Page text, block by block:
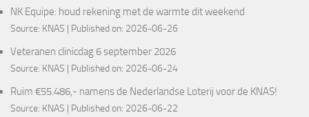
NK Equipe: houd rekening met de warmte dit weekend
Source: KNAS Published on: 2026-06-26
Veteranen clinicdag 6 september 2026
Source: KNAS Published on: 2026-06-24
Ruim €55.486,- namens de Nederlandse Loterij voor de KNAS!
Source: KNAS Published on: 2026-06-22